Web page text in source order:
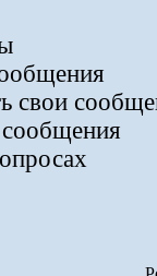
свои
сообщения